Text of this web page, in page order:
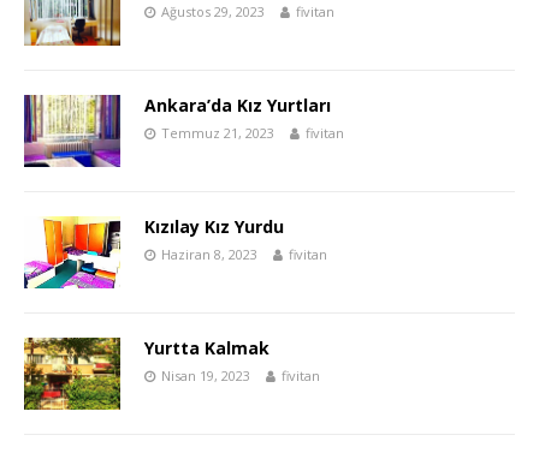
Ağustos 29, 2023 fivitan
Ankara’da Kız Yurtları
Temmuz 21, 2023 fivitan
Kızılay Kız Yurdu
Haziran 8, 2023 fivitan
Yurtta Kalmak
Nisan 19, 2023 fivitan